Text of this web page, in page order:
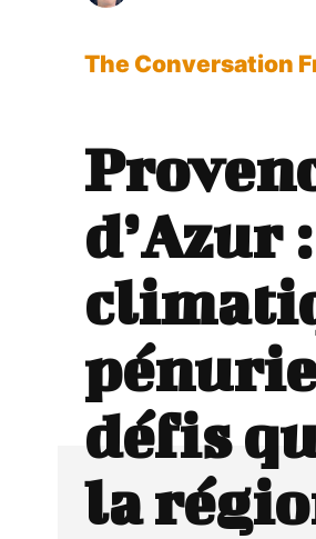
The Conversation
d’Azur
défis
la